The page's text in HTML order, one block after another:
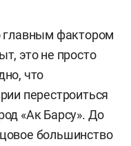
главным фактором
это не просто
что
перестроиться
«Ак Барсу». До
большинство